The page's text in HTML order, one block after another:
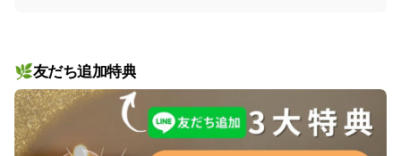
e
🌿友だち追加特典